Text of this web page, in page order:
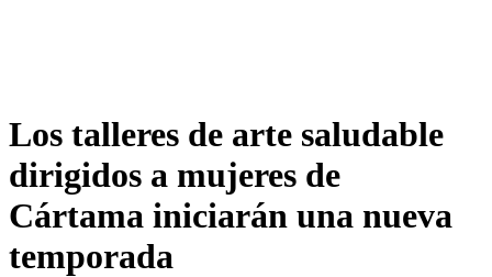
Los talleres de arte saludable
dirigidos a mujeres de
Cártama iniciarán una nueva
temporada